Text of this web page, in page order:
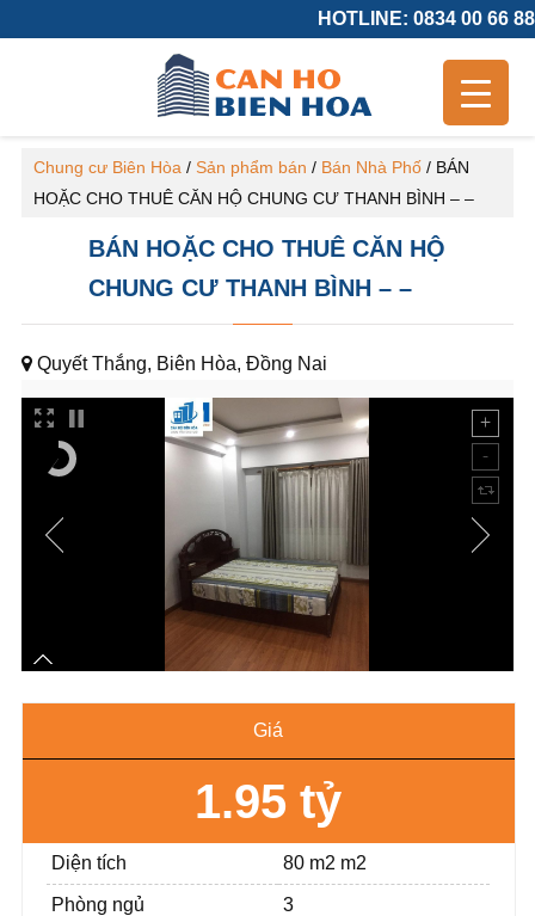
HOTLINE: 0834 00 66 88
Chung cư Biên Hòa / Sản phẩm bán / Bán Nhà Phố/ BÁN
HOẶC CHO THUÊ CĂN HỘ CHUNG CƯ THANH BÌNH – –
BÁN HOẶC CHO THUÊ CĂN HỘ
CHUNG CƯ THANH BÌNH – –
Quyết Thắng, Biên Hòa, Đồng Nai
Giá
1.95 tỷ
Diện tích 80 m2 m2
Phòng ngủ 3